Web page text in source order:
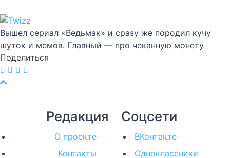
Вышел сериал «Ведьмак» и сразу же породил кучу
шуток и мемов. Главный — про чеканную монету
Поделиться
Редакция
О проекте
Контакты
Соцсети
ВКонтакте
Одноклассники